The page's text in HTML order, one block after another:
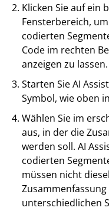
Klicken Sie auf ein
Fensterbereich,
codierten
Code im rechten
anzeigen zu lassen.
Starten Sie AI
Symbol, wie oben
Wählen Sie im
aus, in der die
werden soll. AI
codierten
müssen nicht
unterschiedlichen